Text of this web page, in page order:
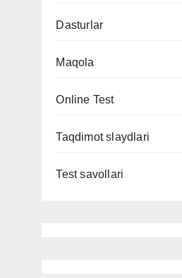
Dasturlar
Maqola
Online Test
Taqdimot slaydlari
Test savollari